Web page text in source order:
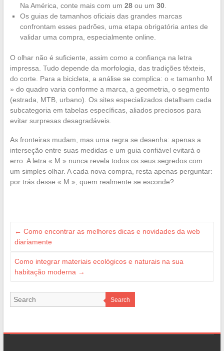
Na América, conte mais com um 28ou um 30.
Os guias de tamanhos oficiais das grandes marcas
confrontam esses padrões, uma etapa obrigatória antes de
validar uma compra, especialmente online.
O olhar não é suficiente, assim como a confiança na letra
impressa. Tudo depende da morfologia, das tradições têxteis,
do corte. Para a bicicleta, a análise se complica: o « tamanho M
» do quadro varia conforme a marca, a geometria, o segmento
(estrada, MTB, urbano). Os sites especializados detalham cada
subcategoria em tabelas específicas, aliados preciosos para
evitar surpresas desagradáveis.
As fronteiras mudam, mas uma regra se desenha: apenas a
interseção entre suas medidas e um guia confiável evitará o
erro. A letra « M » nunca revela todos os seus segredos com
um simples olhar. A cada nova compra, resta apenas perguntar:
por trás desse « M », quem realmente se esconde?
← Como encontrar as melhores dicas e novidades da web
diariamente
Como integrar materiais ecológicos e naturais na sua
habitação moderna →
Search